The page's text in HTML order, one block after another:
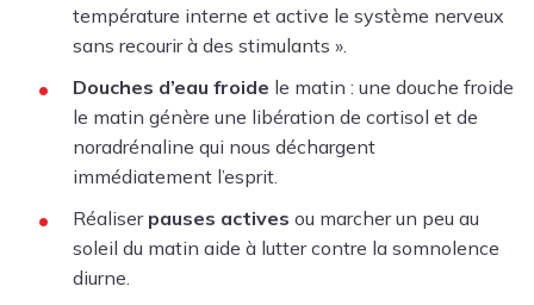
température interne et active le système nerveux
sans recourir à des stimulants ».
Douches d’eau froide le matin : une douche froide
le matin génère une libération de cortisol et de
noradrénaline qui nous déchargent
immédiatement l’esprit.
Réaliser pauses actives ou marcher un peu au
soleil du matin aide à lutter contre la somnolence
diurne.